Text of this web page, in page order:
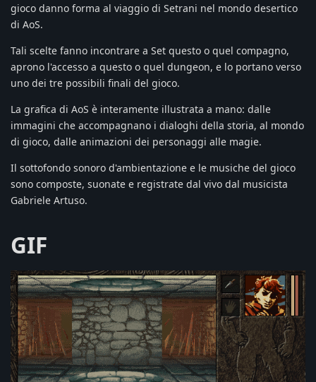
gioco danno forma al viaggio di Setrani nel mondo desertico
di AoS.
Tali scelte fanno incontrare a Set questo o quel compagno,
aprono l'accesso a questo o quel dungeon, e lo portano verso
uno dei tre possibili finali del gioco.
La grafica di AoS è interamente illustrata a mano: dalle
immagini che accompagnano i dialoghi della storia, al mondo
di gioco, dalle animazioni dei personaggi alle magie.
Il sottofondo sonoro d'ambientazione e le musiche del gioco
sono composte, suonate e registrate dal vivo dal musicista
Gabriele Artuso.
GIF